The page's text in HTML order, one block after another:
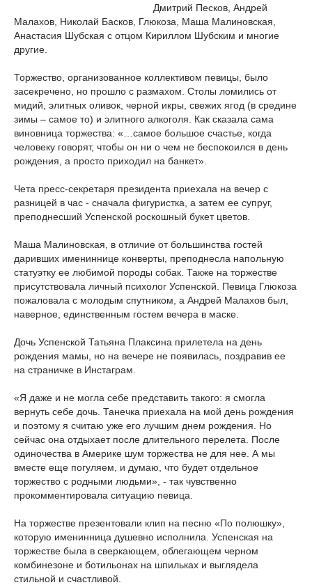
Дмитрий Песков, Андрей
Малахов, Николай Басков, Глюкоза, Маша Малиновская,
Анастасия Шубская с отцом Кириллом Шубским и многие
другие.
Торжество, организованное коллективом певицы, было
засекречено, но прошло с размахом. Столы ломились от
мидий, элитных оливок, черной икры, свежих ягод (в средине
зимы – самое то) и элитного алкоголя. Как сказала сама
виновница торжества: «…самое большое счастье, когда
человеку говорят, чтобы он ни о чем не беспокоился в день
рождения, а просто приходил на банкет».
Чета пресс-секретаря президента приехала на вечер с
разницей в час - сначала фигуристка, а затем ее супруг,
преподнесший Успенской роскошный букет цветов.
Маша Малиновская, в отличие от большинства гостей
даривших имениннице конверты, преподнесла напольную
статуэтку ее любимой породы собак. Также на торжестве
присутствовала личный психолог Успенской. Певица Глюкоза
пожаловала с молодым спутником, а Андрей Малахов был,
наверное, единственным гостем вечера в маске.
Дочь Успенской Татьяна Плаксина прилетела на день
рождения мамы, но на вечере не появилась, поздравив ее
на страничке в Инстаграм.
«Я даже и не могла себе представить такого: я смогла
вернуть себе дочь. Танечка приехала на мой день рождения
и поэтому я считаю уже его лучшим днем рождения. Но
сейчас она отдыхает после длительного перелета. После
одиночества в Америке шум торжества не для нее. А мы
вместе еще погуляем, и думаю, что будет отдельное
торжество с родными людьми», - так чувственно
прокомментировала ситуацию певица.
На торжестве презентовали клип на песню «По полюшку»,
которую именинница душевно исполнила. Успенская на
торжестве была в сверкающем, облегающем черном
комбинезоне и ботильонах на шпильках и выглядела
стильной и счастливой.